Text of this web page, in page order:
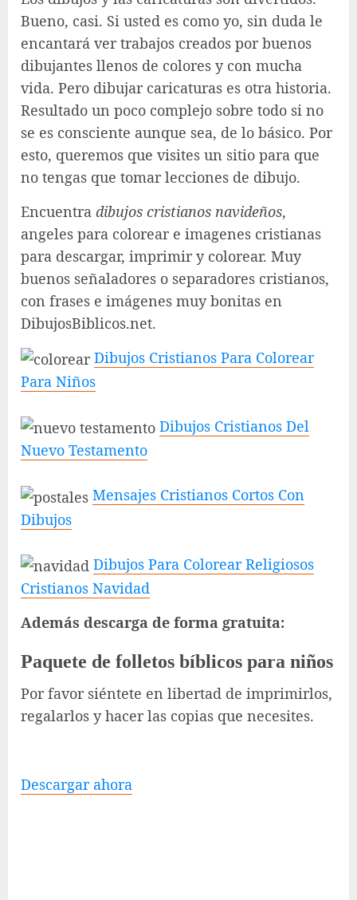
Bueno, casi. Si usted es como yo, sin duda le
encantará ver trabajos creados por buenos
dibujantes llenos de colores y con mucha
vida. Pero dibujar caricaturas es otra historia.
Resultado un poco complejo sobre todo si no
se es consciente aunque sea, de lo básico. Por
esto, queremos que visites un sitio para que
no tengas que tomar lecciones de dibujo.
Encuentra dibujos cristianos navideños,
angeles para colorear e imagenes cristianas
para descargar, imprimir y colorear. Muy
buenos señaladores o separadores cristianos,
con frases e imágenes muy bonitas en
DibujosBiblicos.net.
Dibujos Cristianos Para Colorear
Para Niños
Dibujos Cristianos Del
Nuevo Testamento
Mensajes Cristianos Cortos Con
Dibujos
Dibujos Para Colorear Religiosos
Cristianos Navidad
Además descarga de forma gratuita:
Paquete de folletos bíblicos para niños
Por favor siéntete en libertad de imprimirlos,
regalarlos y hacer las copias que necesites.
Descargar ahora